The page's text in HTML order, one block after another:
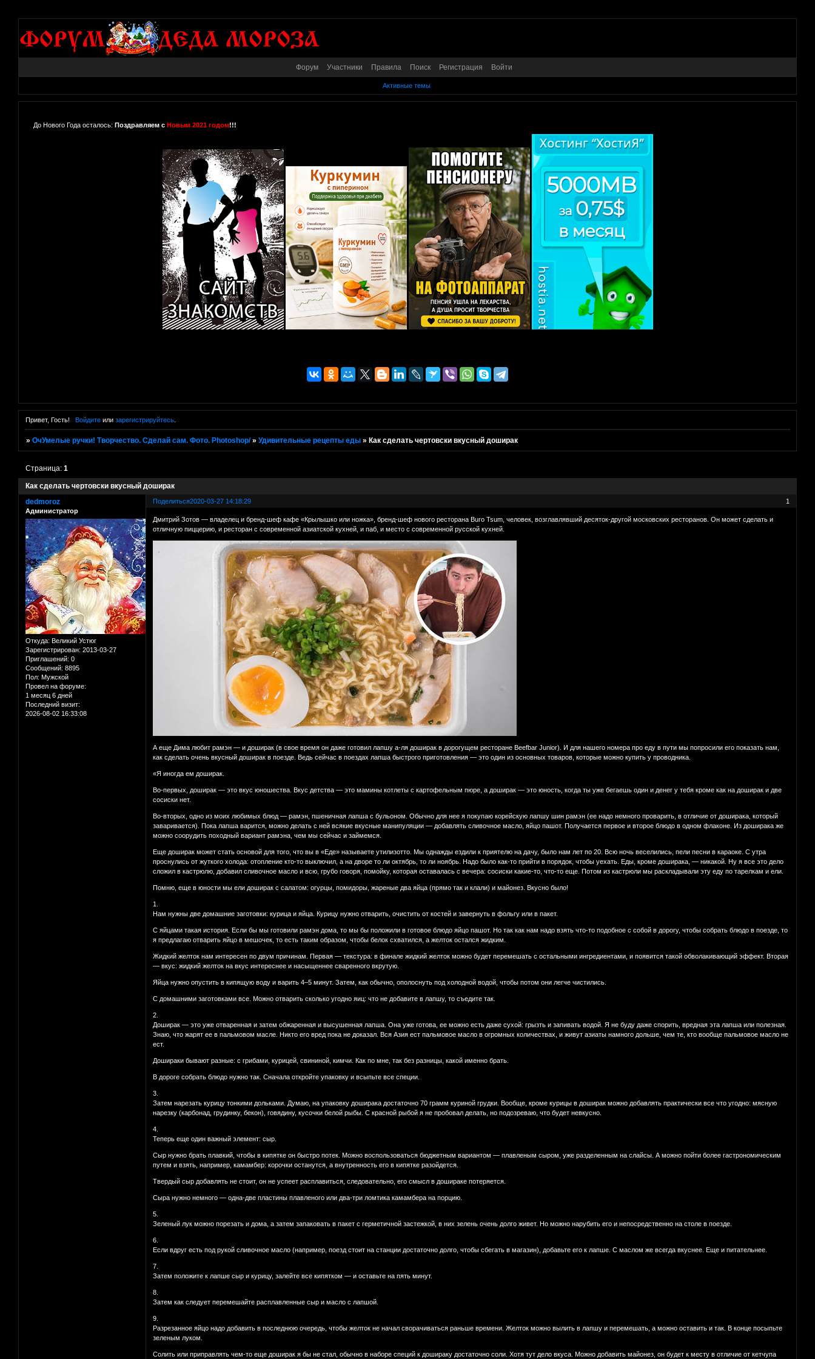
Форум Участники Правила Поиск Регистрация Войти
Активные темы
До Нового Года осталось: Поздравляем с Новым 2021 годом!!!
Привет, Гость! Войдитеили зарегистрируйтесь.
»ОчУмелые ручки! Творчество. Сделай сам. Фото. Photoshop/ »Удивительные рецепты еды » Как сделать чертовски вкусный доширак
Как сделать чертовски вкусный доширак
Страница:1
Поделиться 1
2020-03-27 14:18:29
dedmoroz
Администратор
Откуда: Великий Устюг
Зарегистрирован: 2013-03-27
Приглашений: 0
Сообщений: 8895
Пол: Мужской
Провел на форуме:
1 месяц 6 дней
Последний визит:
2026-08-02 16:33:08
Дмитрий Зотов — владелец и бренд-шеф кафе «Крылышко или ножка», бренд-шеф нового ресторана Buro Tsum, человек, возглавлявший десяток-другой московских ресторанов. Он может сделать и
отличную пиццерию, и ресторан с современной азиатской кухней, и паб, и место с современной русской кухней.
А еще Дима любит рамэн — и доширак (в свое время он даже готовил лапшу а-ля доширак в дорогущем ресторане Beefbar Junior). И для нашего номера про еду в пути мы попросили его показать нам,
как сделать очень вкусный доширак в поезде. Ведь сейчас в поездах лапша быстрого приготовления — это один из основных товаров, которые можно купить у проводника.
«Я иногда ем доширак.
Во-первых, доширак — это вкус юношества. Вкус детства — это мамины котлеты с картофельным пюре, а доширак — это юность, когда ты уже бегаешь один и денег у тебя кроме как на доширак и две
сосиски нет.
Во-вторых, одно из моих любимых блюд — рамэн, пшеничная лапша с бульоном. Обычно для нее я покупаю корейскую лапшу шин рамэн (ее надо немного проварить, в отличие от доширака, который
заваривается). Пока лапша варится, можно делать с ней всякие вкусные манипуляции — добавлять сливочное масло, яйцо пашот. Получается первое и второе блюдо в одном флаконе. Из доширака же
можно соорудить походный вариант рамэна, чем мы сейчас и займемся.
Еще доширак может стать основой для того, что вы в «Еде» называете утилизотто. Мы однажды ездили к приятелю на дачу, было нам лет по 20. Всю ночь веселились, пели песни в караоке. С утра
проснулись от жуткого холода: отопление кто-то выключил, а на дворе то ли октябрь, то ли ноябрь. Надо было как-то прийти в порядок, чтобы уехать. Еды, кроме доширака, — никакой. Ну я все это дело
сложил в кастрюлю, добавил сливочное масло и всю, грубо говоря, помойку, которая оставалась с вечера: сосиски какие-то, что-то еще. Потом из кастрюли мы раскладывали эту еду по тарелкам и ели.
Помню, еще в юности мы ели доширак с салатом: огурцы, помидоры, жареные два яйца (прямо так и клали) и майонез. Вкусно было!
1.
Нам нужны две домашние заготовки: курица и яйца. Курицу нужно отварить, очистить от костей и завернуть в фольгу или в пакет.
С яйцами такая история. Если бы мы готовили рамэн дома, то мы бы положили в готовое блюдо яйцо пашот. Но так как нам надо взять что-то подобное с собой в дорогу, чтобы собрать блюдо в поезде, то
я предлагаю отварить яйцо в мешочек, то есть таким образом, чтобы белок схватился, а желток остался жидким.
Жидкий желток нам интересен по двум причинам. Первая — текстура: в финале жидкий желток можно будет перемешать с остальными ингредиентами, и появится такой обволакивающий эффект. Вторая
— вкус: жидкий желток на вкус интереснее и насыщеннее сваренного вкрутую.
Яйца нужно опустить в кипящую воду и варить 4–5 минут. Затем, как обычно, ополоснуть под холодной водой, чтобы потом они легче чистились.
С домашними заготовками все. Можно отварить сколько угодно яиц: что не добавите в лапшу, то съедите так.
2.
Доширак — это уже отваренная и затем обжаренная и высушенная лапша. Она уже готова, ее можно есть даже сухой: грызть и запивать водой. Я не буду даже спорить, вредная эта лапша или полезная.
Знаю, что жарят ее в пальмовом масле. Никто его вред пока не доказал. Вся Азия ест пальмовое масло в огромных количествах, и живут азиаты намного дольше, чем те, кто вообще пальмовое масло не
ест.
Дошираки бывают разные: с грибами, курицей, свининой, кимчи. Как по мне, так без разницы, какой именно брать.
В дороге собрать блюдо нужно так. Сначала откройте упаковку и всыпьте все специи.
3.
Затем нарезать курицу тонкими дольками. Думаю, на упаковку доширака достаточно 70 грамм куриной грудки. Вообще, кроме курицы в доширак можно добавлять практически все что угодно: мясную
нарезку (карбонад, грудинку, бекон), говядину, кусочки белой рыбы. С красной рыбой я не пробовал делать, но подозреваю, что будет невкусно.
4.
Теперь еще один важный элемент: сыр.
Сыр нужно брать плавкий, чтобы в кипятке он быстро потек. Можно воспользоваться бюджетным вариантом — плавленым сыром, уже разделенным на слайсы. А можно пойти более гастрономическим
путем и взять, например, камамбер: корочки останутся, а внутренность его в кипятке разойдется.
Твердый сыр добавлять не стоит, он не успеет расплавиться, следовательно, его смысл в дошираке потеряется.
Сыра нужно немного — одна-две пластины плавленого или два-три ломтика камамбера на порцию.
5.
Зеленый лук можно порезать и дома, а затем запаковать в пакет с герметичной застежкой, в них зелень очень долго живет. Но можно нарубить его и непосредственно на столе в поезде.
6.
Если вдруг есть под рукой сливочное масло (например, поезд стоит на станции достаточно долго, чтобы сбегать в магазин), добавьте его к лапше. С маслом же всегда вкуснее. Еще и питательнее.
7.
Затем положите к лапше сыр и курицу, залейте все кипятком — и оставьте на пять минут.
8.
Затем как следует перемешайте расплавленные сыр и масло с лапшой.
9.
Разрезанное яйцо надо добавить в последнюю очередь, чтобы желток не начал сворачиваться раньше времени. Желток можно вылить в лапшу и перемешать, а можно оставить и так. В конце посыпьте
зеленым луком.
Солить или приправлять чем-то еще доширак я бы не стал, обычно в наборе специй к дошираку достаточно соли. Хотя тут дело вкуса. Можно добавить майонез, он будет к месту в отличие от кетчупа